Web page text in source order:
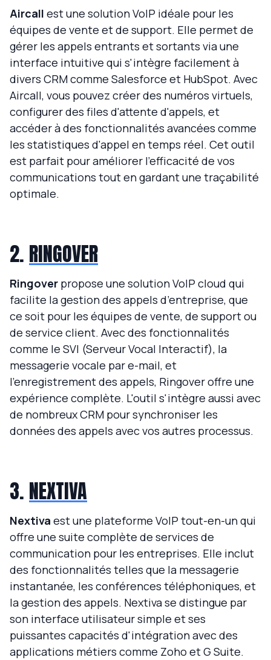
Aircall est une solution VoIP idéale pour les
équipes de vente et de support. Elle permet de
gérer les appels entrants et sortants via une
interface intuitive qui s'intègre facilement à
divers CRM comme Salesforce et HubSpot. Avec
Aircall, vous pouvez créer des numéros virtuels,
configurer des files d'attente d'appels, et
accéder à des fonctionnalités avancées comme
les statistiques d'appel en temps réel. Cet outil
est parfait pour améliorer l'efficacité de vos
communications tout en gardant une traçabilité
optimale.
2. RINGOVER
Ringover propose une solution VoIP cloud qui
facilite la gestion des appels d’entreprise, que
ce soit pour les équipes de vente, de support ou
de service client. Avec des fonctionnalités
comme le SVI (Serveur Vocal Interactif), la
messagerie vocale par e-mail, et
l'enregistrement des appels, Ringover offre une
expérience complète. L'outil s'intègre aussi avec
de nombreux CRM pour synchroniser les
données des appels avec vos autres processus.
3. NEXTIVA
Nextiva est une plateforme VoIP tout-en-un qui
offre une suite complète de services de
communication pour les entreprises. Elle inclut
des fonctionnalités telles que la messagerie
instantanée, les conférences téléphoniques, et
la gestion des appels. Nextiva se distingue par
son interface utilisateur simple et ses
puissantes capacités d'intégration avec des
applications métiers comme Zoho et G Suite.